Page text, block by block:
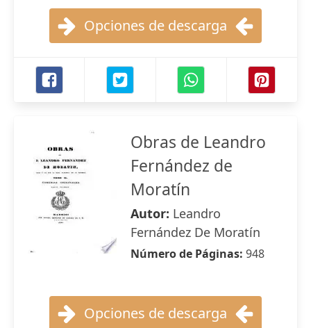
Opciones de descarga
Obras de Leandro
Fernández de
Moratín
Autor: Leandro
Fernández De Moratín
Número de Páginas: 948
Opciones de descarga